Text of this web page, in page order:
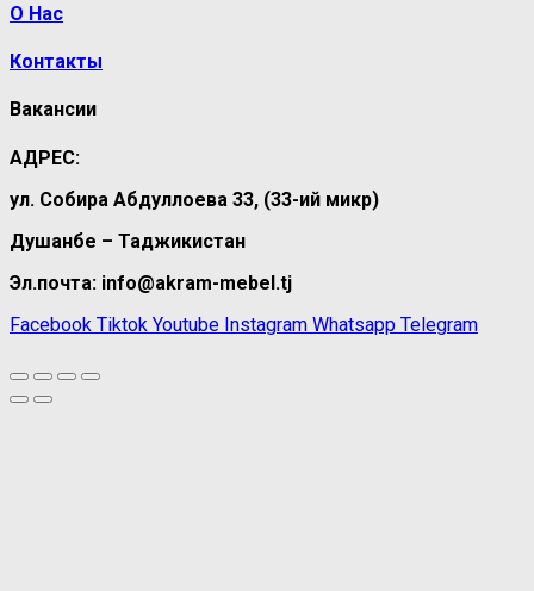
О Нас
Контакты
Вакансии
АДРЕС:
ул. Собира Абдуллоева 33, (33-ий микр)
Душанбе – Таджикистан
Эл.почта: info@akram-mebel.tj
Facebook Tiktok Youtube Instagram Whatsapp Telegram